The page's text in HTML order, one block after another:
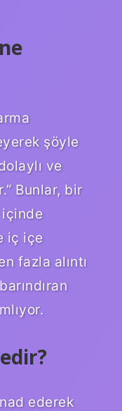
şöyle
ve
Bunlar, bir
iç içe
fazla alıntı
ederek